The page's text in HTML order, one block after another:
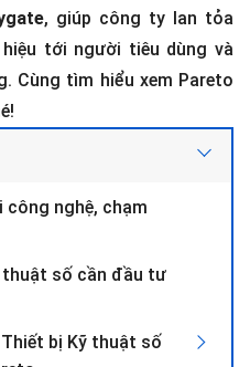
, giúp công ty lan tỏa
tới người tiêu dùng và
Cùng tìm hiểu xem Pareto
công nghệ, chạm
số cần đầu tư
bị Kỹ thuật số